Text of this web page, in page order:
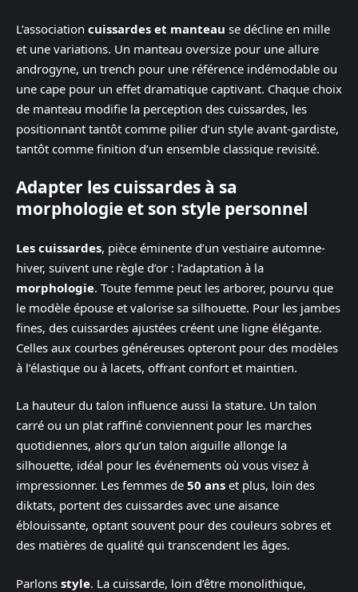
L’association cuissardes et manteau se décline en mille
et une variations. Un manteau oversize pour une allure
androgyne, un trench pour une référence indémodable ou
une cape pour un effet dramatique captivant. Chaque choix
de manteau modifie la perception des cuissardes, les
positionnant tantôt comme pilier d’un style avant-gardiste,
tantôt comme finition d’un ensemble classique revisité.
Adapter les cuissardes à sa
morphologie et son style personnel
Les cuissardes, pièce éminente d’un vestiaire automne-
hiver, suivent une règle d’or : l’adaptation à la
morphologie. Toute femme peut les arborer, pourvu que
le modèle épouse et valorise sa silhouette. Pour les jambes
fines, des cuissardes ajustées créent une ligne élégante.
Celles aux courbes généreuses opteront pour des modèles
à l’élastique ou à lacets, offrant confort et maintien.
La hauteur du talon influence aussi la stature. Un talon
carré ou un plat raffiné conviennent pour les marches
quotidiennes, alors qu’un talon aiguille allonge la
silhouette, idéal pour les événements où vous visez à
impressionner. Les femmes de 50 ans et plus, loin des
diktats, portent des cuissardes avec une aisance
éblouissante, optant souvent pour des couleurs sobres et
des matières de qualité qui transcendent les âges.
Parlons style. La cuissarde, loin d’être monolithique,